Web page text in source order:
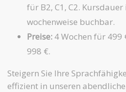
für B2, C1, C2.
wochenweise buchbar.
Preise:4 Wochen für 499
998 €.
Steigern Sie Ihre
effizient in unseren